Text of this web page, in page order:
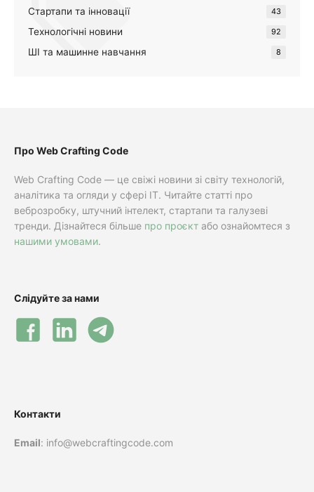
Стартапи та інновації 43
Технологічні новини 92
ШІ та машинне навчання 8
Про Web Crafting Code
Web Crafting Code — це свіжі новини зі світу технологій,
аналітика та огляди у сфері IT. Читайте статті про
веброзробку, штучний інтелект, стартапи та галузеві
тренди. Дізнайтеся більше про проєкт або ознайомтеся з
нашими умовами.
Слідуйте за нами
Контакти
Email: info@webcraftingcode.com